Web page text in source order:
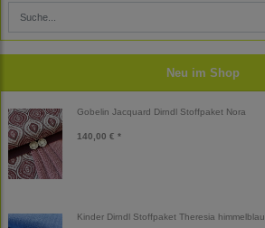
Neu im Shop
Gobelin Jacquard Dirndl Stoffpaket Nora
140,00 € *
Kinder Dirndl Stoffpaket Theresia himmelblau